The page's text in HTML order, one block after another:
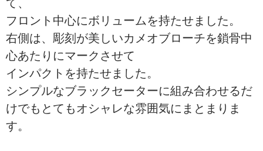
て、
フロント中心にボリュームを持たせました。
右側は、彫刻が美しいカメオブローチを鎖骨中
心あたりにマークさせて
インパクトを持たせました。
シンプルなブラックセーターに組み合わせるだ
けでもとてもオシャレな雰囲気にまとまりま
す。